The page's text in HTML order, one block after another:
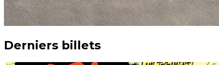
Derniers billets